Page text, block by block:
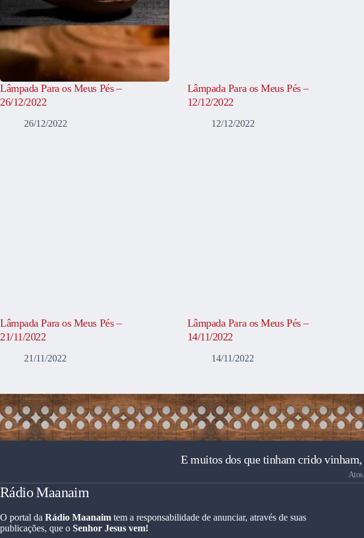
Lâmpada Para os Meus Pés –
26/12/2022
26/12/2022
Lâmpada Para os Meus Pés –
12/12/2022
12/12/2022
Lâmpada Para os Meus Pés –
21/11/2022
21/11/2022
Lâmpada Para os Meus Pés –
14/11/2022
14/11/2022
E muitos dos que tinham crido
Rádio Maanaim
O portal da Rádio Maanaim tem a responsabilidade de anunciar, através de suas
publicações, que o Senhor Jesus vem!